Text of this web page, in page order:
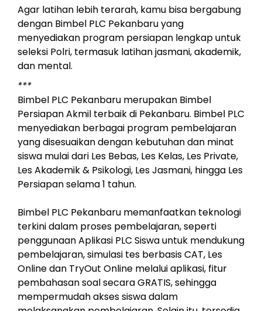
Agar latihan lebih terarah, kamu bisa bergabung
dengan Bimbel PLC Pekanbaru yang
menyediakan program persiapan lengkap untuk
seleksi Polri, termasuk latihan jasmani, akademik,
dan mental.
***
Bimbel PLC Pekanbaru merupakan Bimbel
Persiapan Akmil terbaik di Pekanbaru. Bimbel PLC
menyediakan berbagai program pembelajaran
yang disesuaikan dengan kebutuhan dan minat
siswa mulai dari Les Bebas, Les Kelas, Les Private,
Les Akademik & Psikologi, Les Jasmani, hingga Les
Persiapan selama 1 tahun.
Bimbel PLC Pekanbaru memanfaatkan teknologi
terkini dalam proses pembelajaran, seperti
penggunaan Aplikasi PLC Siswa untuk mendukung
pembelajaran, simulasi tes berbasis CAT, Les
Online dan TryOut Online melalui aplikasi, fitur
pembahasan soal secara GRATIS, sehingga
mempermudah akses siswa dalam